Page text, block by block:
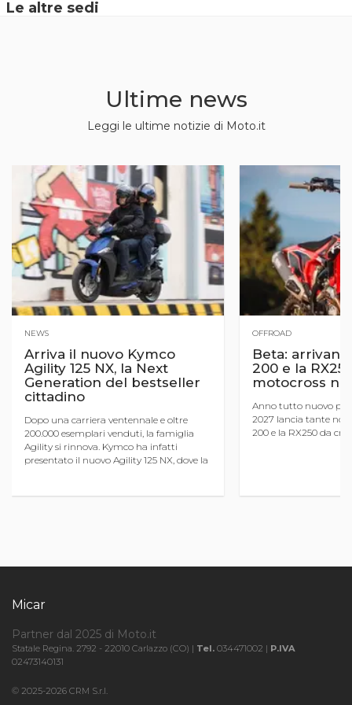
Le altre sedi
Ultime news
Leggi le ultime notizie di Moto.it
NEWS
Arriva il nuovo Kymco
Agility 125 NX, la Next
Generation del bestseller
cittadino
Dopo una carriera ventennale e oltre
200.000 esemplari venduti, la famiglia
Agility si rinnova. Kymco ha infatti
presentato il nuovo Agility 125 NX, dove la
OFFROAD
Beta:
200 e la
motocross
Anno tutto nuovo per
2027 lancia tante
200 e la RX250 da
Micar
Partner dal 2025 di Moto.it
Statale Regina. 2792 - 22010 Carlazzo (CO) | Tel. 034471002 | P.IVA
02473140131
© 2025-2026 CRM S.r.l.